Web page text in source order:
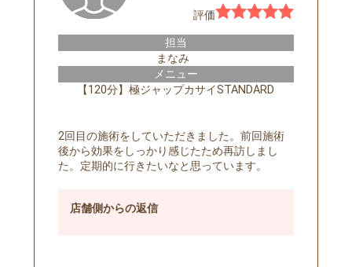
評価
担当
まなみ
メニュー
【120分】極ジャップカサイSTANDARD
2回目の施術をしていただきました。前回施術
後から効果をしっかり感じたため再訪しまし
た。定期的に行きたいなと思っています。
店舗側からの返信